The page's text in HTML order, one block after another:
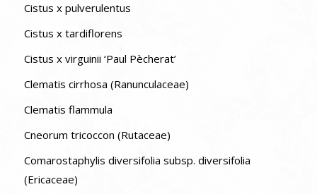
Cistus x pulverulentus
Cistus x tardiflorens
Cistus x virguinii ‘Paul Pècherat’
Clematis cirrhosa (Ranunculaceae)
Clematis flammula
Cneorum tricoccon (Rutaceae)
Comarostaphylis diversifolia subsp. diversifolia
(Ericaceae)